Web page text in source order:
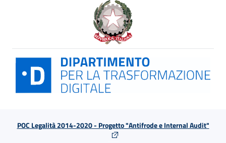
POC Legalità 2014-2020 - Progetto "Antifrode e Internal Audit"